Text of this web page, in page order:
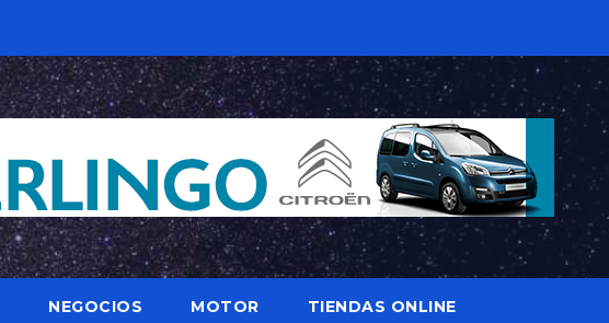
NEGOCIOS MOTOR TIENDAS ONLINE